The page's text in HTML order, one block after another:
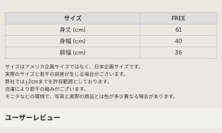
サイズ
FREE
身丈 (cm)
61
身幅 (cm)
40
肩幅 (cm)
36
サイズはアメリカ企画サイズではなく、日本企画サイズです。
実際のサイズと若干の誤差が生じる場合がございます。
弊社では±2cmまでを許容範囲としております。
洗濯により若干の縮みがございます。
モニタなどの環境で、写真と実際の商品とは色が多少異なる場合があります。
ユーザーレビュー